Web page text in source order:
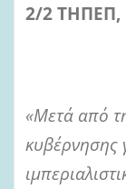
2/2 ΤΗΠΕΠ,
«Μετά από
κυβέρνησης